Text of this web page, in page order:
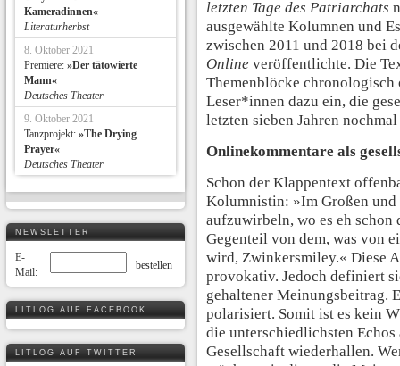
letzten Tage des Patriarchats
ausgewählte Kolumnen und
zwischen 2011 und 2018 bei
Online veröffentlichte. Die
Themenblöcke
Leser*innen dazu ein, die
letzten sieben Jahren
Onlinekommentare als
Schon der Klappentext
Kolumnistin: »Im Großen und
aufzuwirbeln, wo es eh
Gegenteil von dem, was von
wird, Zwinkersmiley.« Diese
provokativ. Jedoch definiert
gehaltener Meinungsbeitrag.
polarisiert. Somit ist es kein
die unterschiedlichsten
Gesellschaft wiederhallen.
Kameradinnen«
Literaturherbst
8. Oktober 2021
Premiere: »Der tätowierte
Mann«
Deutsches Theater
9. Oktober 2021
Tanzprojekt: »The Drying
Prayer«
Deutsches Theater
NEWSLETTER
E-
Mail:
LITLOG AUF FACEBOOK
LITLOG AUF TWITTER